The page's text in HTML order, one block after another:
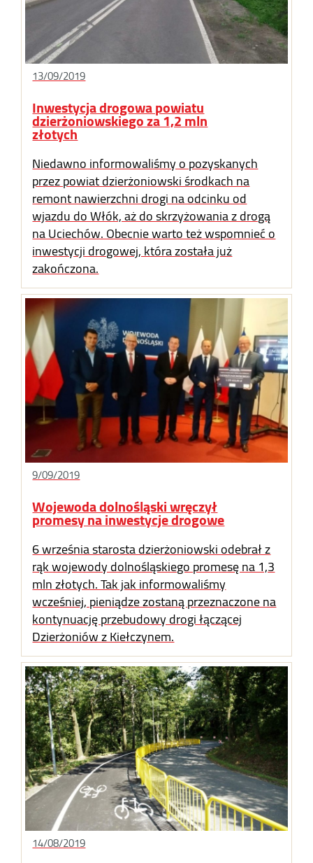
13/09/2019
Inwestycja drogowa powiatu
dzierżoniowskiego za 1,2 mln
złotych
Niedawno informowaliśmy o pozyskanych
przez powiat dzierżoniowski środkach na
remont nawierzchni drogi na odcinku od
wjazdu do Włók, aż do skrzyżowania z drogą
na Uciechów. Obecnie warto też wspomnieć o
inwestycji drogowej, która została już
zakończona.
9/09/2019
Wojewoda dolnośląski wręczył
promesy na inwestycje drogowe
6 września starosta dzierżoniowski odebrał z
rąk wojewody dolnośląskiego promesę na 1,3
mln złotych. Tak jak informowaliśmy
wcześniej, pieniądze zostaną przeznaczone na
kontynuację przebudowy drogi łączącej
Dzierżoniów z Kiełczynem.
14/08/2019